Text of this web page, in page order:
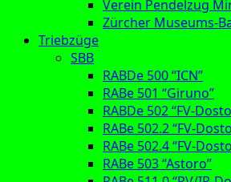
Verein Pendelzug
Zürcher Museums-
Triebzüge
SBB
RABDe 500 “ICN”
RABe 501 “Giruno”
RABDe 502 “FV-
RABe 502.2 “FV-
RABe 502.4 “FV-
RABe 503 “Astoro”